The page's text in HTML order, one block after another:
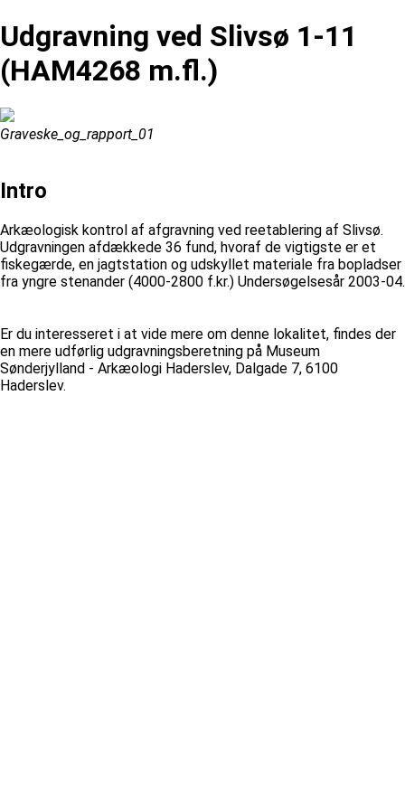
Udgravning ved Slivsø 1-11
(HAM4268 m.fl.)
Graveske_og_rapport_01
Intro
Arkæologisk kontrol af afgravning ved reetablering af Slivsø.
Udgravningen afdækkede 36 fund, hvoraf de vigtigste er et
fiskegærde, en jagtstation og udskyllet materiale fra bopladser
fra yngre stenander (4000-2800 f.kr.) Undersøgelsesår 2003-04.
Er du interesseret i at vide mere om denne lokalitet, findes der
en mere udførlig udgravningsberetning på Museum
Sønderjylland - Arkæologi Haderslev, Dalgade 7, 6100
Haderslev.